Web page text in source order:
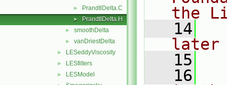
► PrandtlDelta.C
► PrandtlDelta.H
► smoothDelta
► vanDriestDelta
► LESeddyViscosity
► LESfilters
► LESModel
the
   14
later
   15
   16